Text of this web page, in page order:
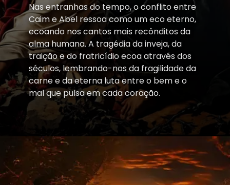
Nas entranhas do tempo, o conflito entre
Caim e Abel ressoa como um eco eterno,
ecoando nos cantos mais recônditos da
alma humana. A tragédia da inveja, da
traição e do fratricídio ecoa através dos
séculos, lembrando-nos da fragilidade da
carne e da eterna luta entre o bem e o
mal que pulsa em cada coração.